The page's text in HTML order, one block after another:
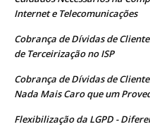
Internet e Telecomunicações
Cobrança de Dívidas de
de Terceirização no ISP
Cobrança de Dívidas de
Nada Mais Caro que um
Flexibilização da LGPD -